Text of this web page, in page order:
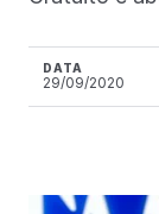
DATA
29/09/2020